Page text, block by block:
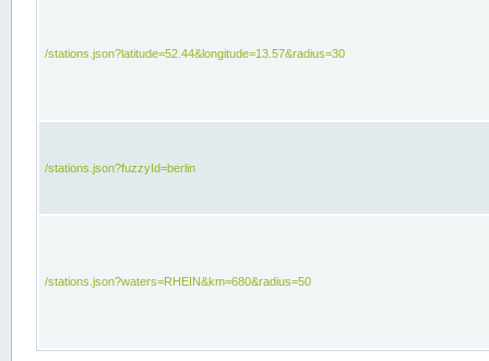
/stations.json?latitude=52.44&longitude=13.57&radius=30
/stations.json?fuzzyId=berlin
/stations.json?waters=RHEIN&km=680&radius=50